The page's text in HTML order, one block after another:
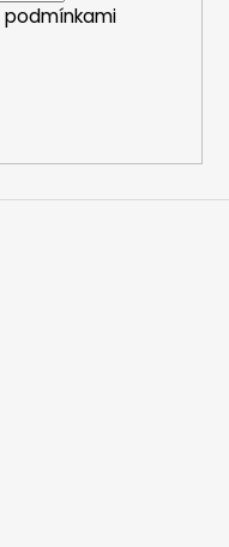
podmínkami